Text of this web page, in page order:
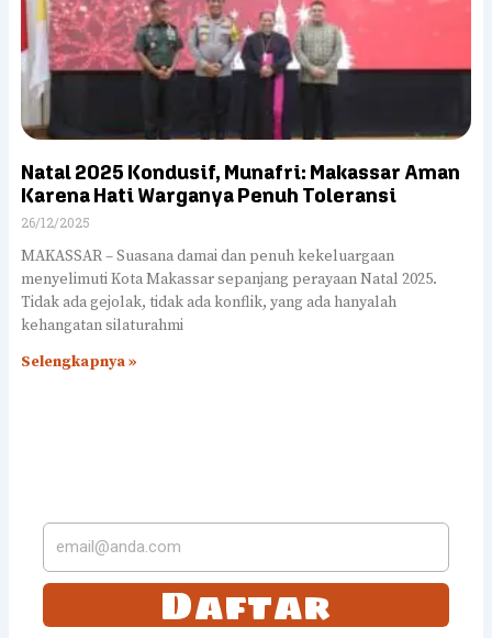
Natal 2025 Kondusif, Munafri: Makassar Aman
Karena Hati Warganya Penuh Toleransi
26/12/2025
MAKASSAR – Suasana damai dan penuh kekeluargaan
menyelimuti Kota Makassar sepanjang perayaan Natal 2025.
Tidak ada gejolak, tidak ada konflik, yang ada hanyalah
kehangatan silaturahmi
Selengkapnya »
Daftar